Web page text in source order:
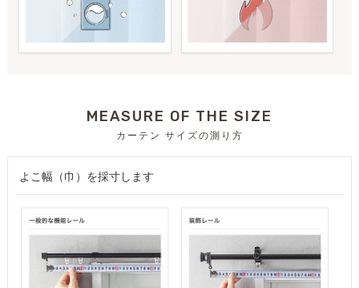
MEASURE OF THE SIZE
カーテン サイズの測り方
よこ幅（巾）を採寸します